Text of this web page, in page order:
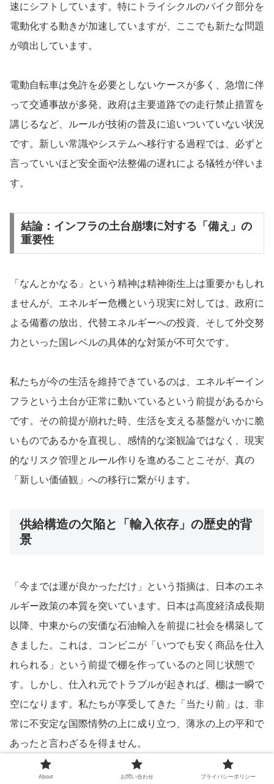
速にシフトしています。特にトライシクルのバイク部分を
電動化する動きが加速していますが、ここでも新たな問題
が噴出しています。
電動自転車は免許を必要としないケースが多く、急増に伴
って交通事故が多発。政府は主要道路での走行禁止措置を
講じるなど、ルールが技術の普及に追いついていない状況
です。新しい常識やシステムへ移行する過程では、必ずと
言っていいほど安全面や法整備の遅れによる犠牲が伴いま
す。
結論：インフラの土台崩壊に対する「備え」の
重要性
「なんとかなる」という精神は精神衛生上は重要かもしれ
ませんが、エネルギー危機という現実に対しては、政府に
よる備蓄の放出、代替エネルギーへの投資、そして外交努
力といった国レベルの具体的な対策が不可欠です。
私たちが今の生活を維持できているのは、エネルギーイン
フラという土台が正常に動いているという前提があるから
です。その前提が崩れた時、生活を支える基盤がいかに脆
いものであるかを直視し、感情的な楽観論ではなく、現実
的なリスク管理とルール作りを進めることこそが、真の
「新しい価値観」への移行に繋がります。
供給構造の欠陥と「輸入依存」の歴史的背
景
「今までは運が良かっただけ」という指摘は、日本のエネ
ルギー政策の本質を突いています。日本は高度経済成長期
以降、中東からの安価な石油輸入を前提に社会を構築して
きました。これは、コンビニが「いつでも安く商品を仕入
れられる」という前提で棚を作っているのと同じ状態で
す。しかし、仕入れ元でトラブルが起きれば、棚は一瞬で
空になります。私たちが享受してきた「当たり前」は、非
常に不安定な国際情勢の上に成り立つ、薄氷の上の平和で
あったと言わざるを得ません。
About お問い合わせ プライバシーポリシー